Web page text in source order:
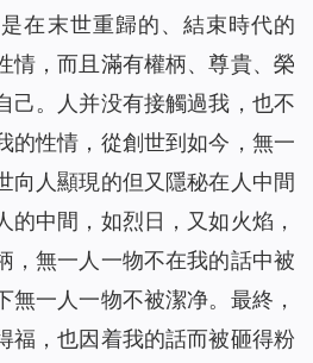
在末世重歸的、結束時代的
情，而且滿有權柄、尊貴、榮
己。人并没有接觸過我，也不
的性情，從創世到如今，無一
向人顯現的但又隱秘在人中間
的中間，如烈日，又如火焰，
，無一人一物不在我的話中被
無一人一物不被潔净。最終，
福，也因着我的話而被砸得粉